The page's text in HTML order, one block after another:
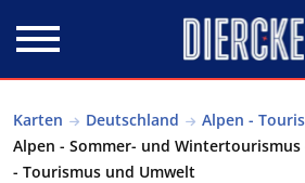
Karten Deutschland
Alpen -
Alpen - Sommer- und Wintertourismus
- Tourismus und Umwelt